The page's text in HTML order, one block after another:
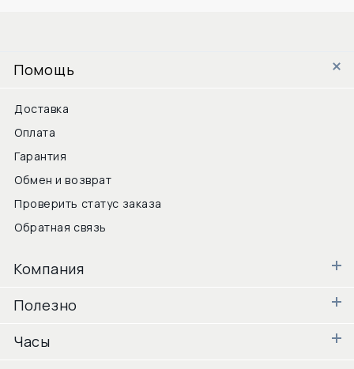
Помощь
Доставка
Оплата
Гарантия
Обмен и возврат
Проверить статус заказа
Обратная связь
Компания
Полезно
Часы